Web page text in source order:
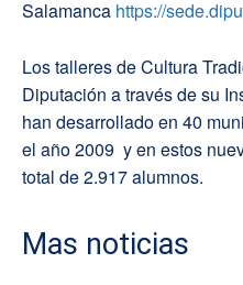
Salamanca https://
Los talleres de Cultura
Diputación a través de su
han desarrollado en 40
el año 2009 y en estos
total de 2.917 alumnos.
Mas noticias